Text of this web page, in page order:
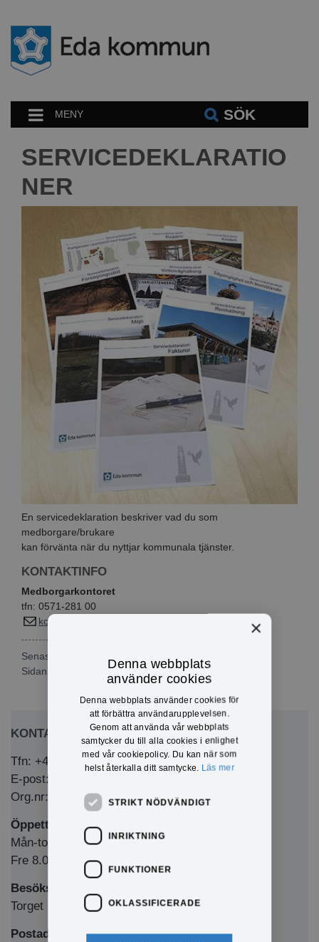
MENY SÖK
SERVICEDEKLARATIO
NER
En servicedeklaration beskriver vad du som
medborgare/brukare
kan förvänta när du nyttjar kommunala tjänster.
KONTAKTINFO
Medborgarkontoret
tfn: 0571-281 00
kommun@eda.se
Senast publicerad: 2023-09-15
Sidansvarig:
Johan Örnberg
KONTAKTA OSS
Tfn: +46 (0)571-281 00
E-post: kommun@eda.se
Org.nr: 212000-1769
Öppettider Medborgarkontor/växel
Mån-tors 8.00-12.00 & 13.00-16.00
Fre 8.00-12.00 & 13.00-15.00
Besöksadress
Torget 1, 673 32 Charlottenberg
Postadress
×
Denna webbplats
använder cookies
Denna webbplats använder cookies för
att förbättra användarupplevelsen.
Genom att använda vår webbplats
samtycker du till alla cookies i enlighet
med vår cookiepolicy. Du kan när som
helst återkalla ditt samtycke. Läs mer
STRIKT NÖDVÄNDIGT
INRIKTNING
FUNKTIONER
OKLASSIFICERADE